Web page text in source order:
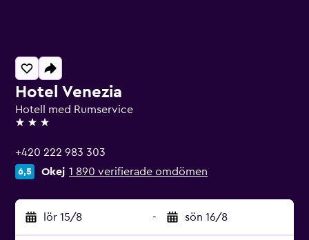
Hotel Venezia
Hotell med Rumservice
3 stjärnor
+420 222 983 303
6,5 Okej 1 890 verifierade omdömen
lör 15/8 - sön 16/8